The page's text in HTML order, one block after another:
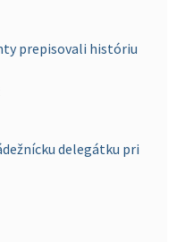
prepisovali históriu
delegátku pri